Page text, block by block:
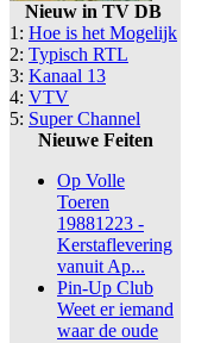
Nieuw in TV DB
1: Hoe is het Mogelijk
2: Typisch RTL
3: Kanaal 13
4: VTV
5: Super Channel
Nieuwe Feiten
Op Volle
Toeren
19881223 -
Kerstaflevering
vanuit Ap...
Pin-Up Club
Weet er iemand
waar de oude